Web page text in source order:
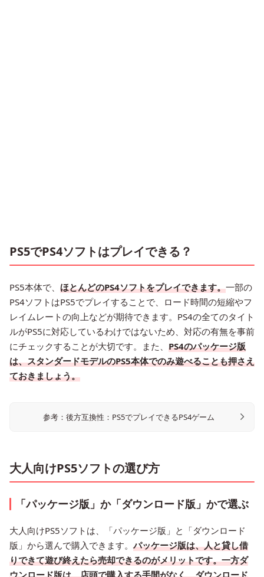
PS5でPS4ソフトはプレイできる？
PS5本体で、 ほとんどのPS4ソフトをプレイできます。一部の
PS4ソフトはPS5でプレイすることで、ロード時間の短縮やフ
レイムレートの向上などが期待できます。PS4の全てのタイト
ルがPS5に対応しているわけではないため、対応の有無を事前
にチェックすることが大切です。また、 PS4のパッケージ版
は、スタンダードモデルのPS5本体でのみ遊べることも押さえ
ておきましょう。
参考：後方互換性：PS5でプレイできるPS4ゲーム
大人向けPS5ソフトの選び方
「パッケージ版」か「ダウンロード版」かで選ぶ
大人向けPS5ソフトは、「パッケージ版」と「ダウンロード
版」から選んで購入できます。 パッケージ版は、人と貸し借
りできて遊び終えたら売却できるのがメリットです。一方ダ
ウンロード版は、店頭で購入する手間がなく、ダウンロード